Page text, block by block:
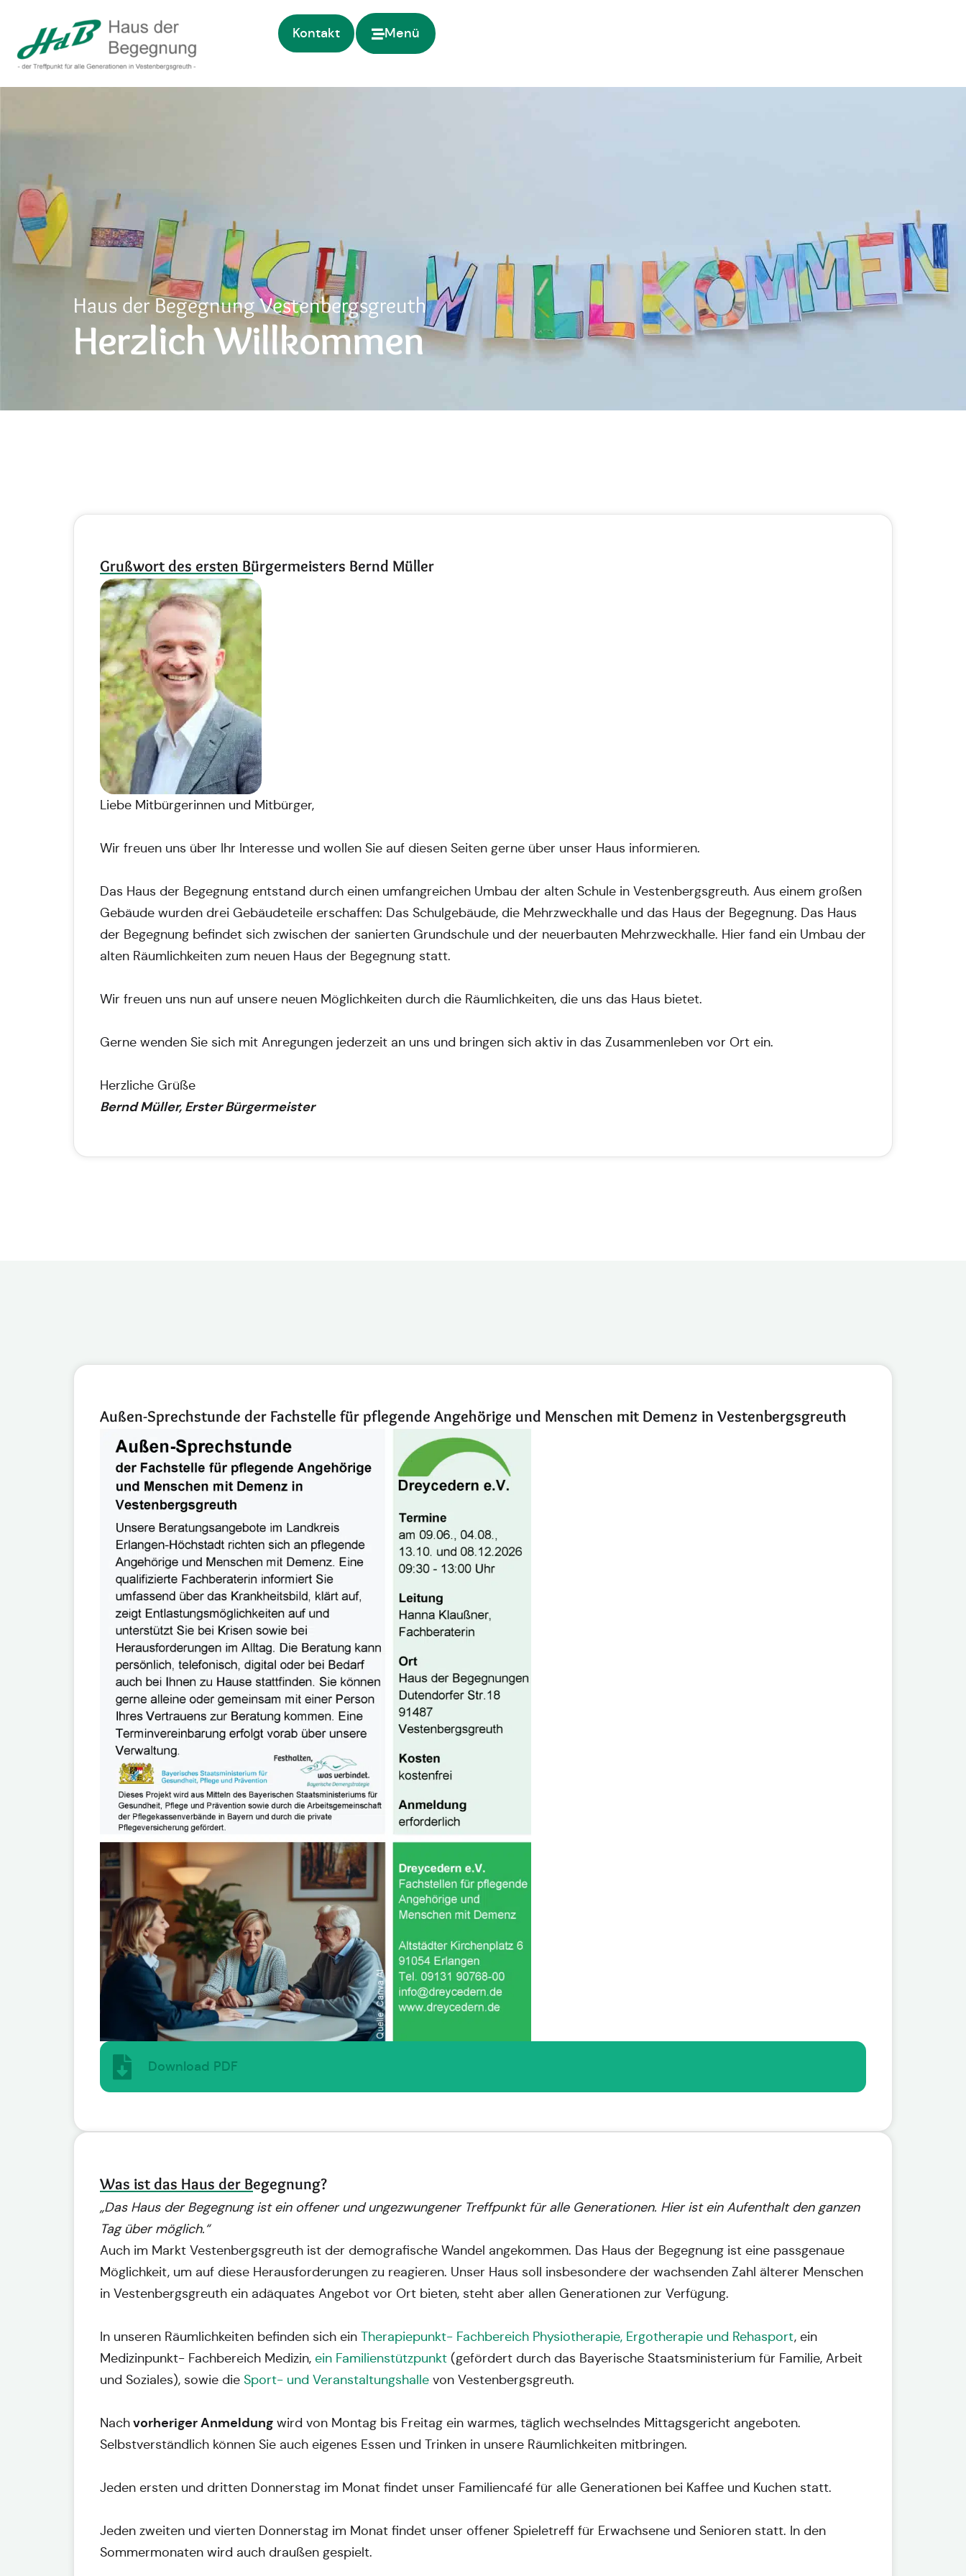
Zur Startseite
Kontakt Menü
Haus der Begegnung Vestenbergsgreuth
Herzlich Willkommen
Grußwort des ersten Bürgermeisters Bernd Müller
Liebe Mitbürgerinnen und Mitbürger,
Wir freuen uns über Ihr Interesse und wollen Sie auf diesen Seiten gerne über unser Haus informieren.
Das Haus der Begegnung entstand durch einen umfangreichen Umbau der alten Schule in Vestenbergsgreuth. Aus einem großen
Gebäude wurden drei Gebäudeteile erschaffen: Das Schulgebäude, die Mehrzweckhalle und das Haus der Begegnung. Das Haus
der Begegnung befindet sich zwischen der sanierten Grundschule und der neuerbauten Mehrzweckhalle. Hier fand ein Umbau der
alten Räumlichkeiten zum neuen Haus der Begegnung statt.
Wir freuen uns nun auf unsere neuen Möglichkeiten durch die Räumlichkeiten, die uns das Haus bietet.
Gerne wenden Sie sich mit Anregungen jederzeit an uns und bringen sich aktiv in das Zusammenleben vor Ort ein.
Herzliche Grüße
Bernd Müller, Erster Bürgermeister
Außen-Sprechstunde der Fachstelle für pflegende Angehörige und Menschen mit Demenz in Vestenbergsgreuth
Download PDF
Was ist das Haus der Begegnung?
„Das Haus der Begegnung ist ein offener und ungezwungener Treffpunkt für alle Generationen. Hier ist ein Aufenthalt den ganzen
Tag über möglich.“
Auch im Markt Vestenbergsgreuth ist der demografische Wandel angekommen. Das Haus der Begegnung ist eine passgenaue
Möglichkeit, um auf diese Herausforderungen zu reagieren. Unser Haus soll insbesondere der wachsenden Zahl älterer Menschen
in Vestenbergsgreuth ein adäquates Angebot vor Ort bieten, steht aber allen Generationen zur Verfügung.
In unseren Räumlichkeiten befinden sich ein Therapiepunkt- Fachbereich Physiotherapie, Ergotherapie und Rehasport, ein
Medizinpunkt- Fachbereich Medizin, ein Familienstützpunkt (gefördert durch das Bayerische Staatsministerium für Familie, Arbeit
und Soziales), sowie die Sport- und Veranstaltungshalle von Vestenbergsgreuth.
Nachvorheriger Anmeldung wird von Montag bis Freitag ein warmes, täglich wechselndes Mittagsgericht angeboten.
Selbstverständlich können Sie auch eigenes Essen und Trinken in unsere Räumlichkeiten mitbringen.
Jeden ersten und dritten Donnerstag im Monat findet unser Familiencafé für alle Generationen bei Kaffee und Kuchen statt.
Jeden zweiten und vierten Donnerstag im Monat findet unser offener Spieletreff für Erwachsene und Senioren statt. In den
Sommermonaten wird auch draußen gespielt.